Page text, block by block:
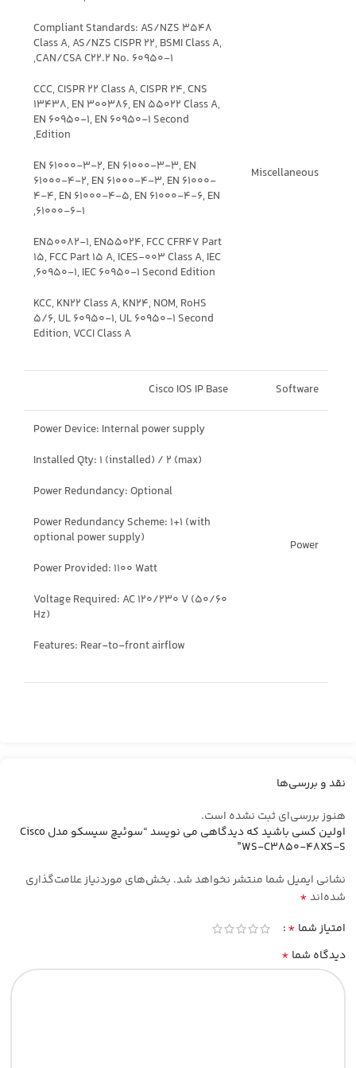
Miscellaneous
Compliant Standards: AS/NZS 3548
Class A, AS/NZS CISPR 22, BSMI Class A,
CAN/CSA C22.2 No. 60950-1,
CCC, CISPR 22 Class A, CISPR 24, CNS
13438, EN 300386, EN 55022 Class A,
EN 60950-1, EN 60950-1 Second
Edition,
EN 61000-3-2, EN 61000-3-3, EN
61000-4-2, EN 61000-4-3, EN 61000-
4-4, EN 61000-4-5, EN 61000-4-6, EN
61000-6-1,
EN50082-1, EN55024, FCC CFR47 Part
15, FCC Part 15 A, ICES-003 Class A, IEC
60950-1, IEC 60950-1 Second Edition,
KCC, KN22 Class A, KN24, NOM, RoHS
5/6, UL 60950-1, UL 60950-1 Second
Edition, VCCI Class A
Software
Cisco IOS IP Base
Power
Power Device: Internal power supply
Installed Qty: 1 (installed) / 2 (max)
Power Redundancy: Optional
Power Redundancy Scheme: 1+1 (with
optional power supply)
Power Provided: 1100 Watt
Voltage Required: AC 120/230 V (50/60
Hz)
Features: Rear-to-front airflow
نقد و بررسی‌ها
هنوز بررسی‌ای ثبت نشده است.
اولین کسی باشید که دیدگاهی می نویسد “سوئیچ سیسکو مدل Cisco
WS-C3850-48XS-S”
نشانی ایمیل شما منتشر نخواهد شد. بخش‌های موردنیاز علامت‌گذاری
شده‌اند*
امتیاز شما *
دیدگاه شما *